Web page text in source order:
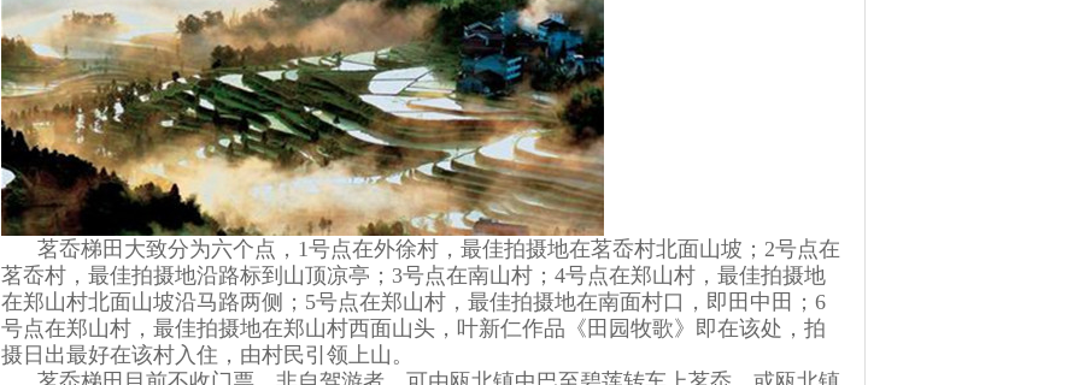
茗岙梯田大致分为六个点，1号点在外徐村，最佳拍摄地在茗岙村北面山坡；2号点在
茗岙村，最佳拍摄地沿路标到山顶凉亭；3号点在南山村；4号点在郑山村，最佳拍摄地
在郑山村北面山坡沿马路两侧；5号点在郑山村，最佳拍摄地在南面村口，即田中田；6
号点在郑山村，最佳拍摄地在郑山村西面山头，叶新仁作品《田园牧歌》即在该处，拍
摄日出最好在该村入住，由村民引领上山。